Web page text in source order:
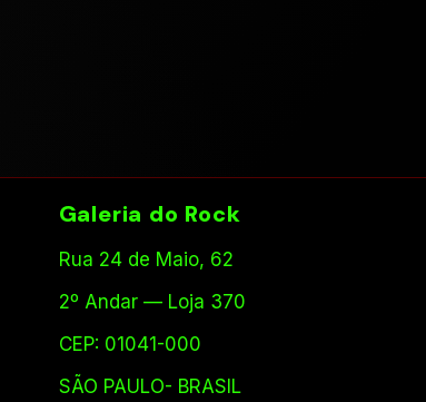
Galeria do Rock
Rua 24 de Maio, 62
2º Andar — Loja 370
CEP: 01041-000
SÃO PAULO- BRASIL